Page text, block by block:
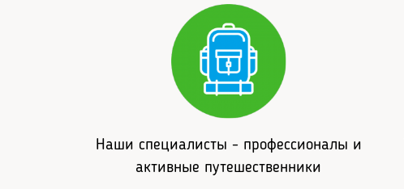
Наши специалисты - профессионалы и
активные путешественники